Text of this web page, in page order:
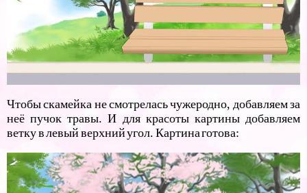
Чтобы скамейка не смотрелась чужеродно, добавляем за
неё пучок травы. И для красоты картины добавляем
ветку в левый верхний угол. Картина готова: